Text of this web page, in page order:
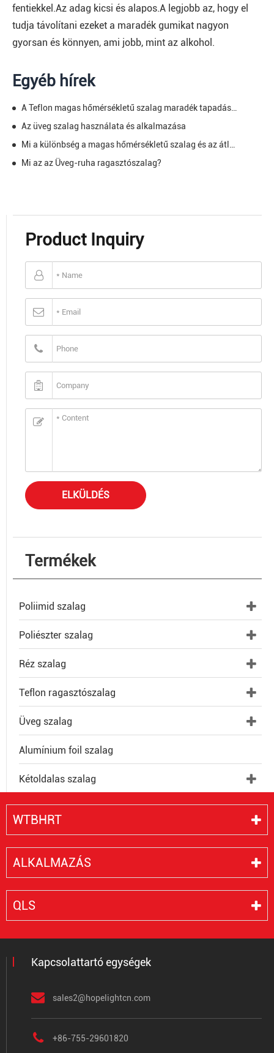
fentiekkel.Az adag kicsi és alapos.A legjobb az, hogy el
tudja távolítani ezeket a maradék gumikat nagyon
gyorsan és könnyen, ami jobb, mint az alkohol.
Egyéb hírek
Az üveg szalag használata és alkalmazása
Mi az az Üveg-ruha ragasztószalag?
Product Inquiry
ELKÜLDÉS
Termékek
Poliimid szalag
Poliészter szalag
Réz szalag
Teflon ragasztószalag
Üveg szalag
Alumínium foil szalag
Kétoldalas szalag
WTBHRT
ALKALMAZÁS
QLS
Kapcsolattartó egységek
sales2@hopelightcn.com
+86-755-29601820